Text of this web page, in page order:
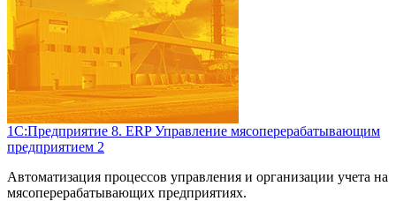
1С:Предприятие 8. ERP Управление мясоперерабатывающим
предприятием 2
Автоматизация процессов управления и организации учета на
мясоперерабатывающих предприятиях.